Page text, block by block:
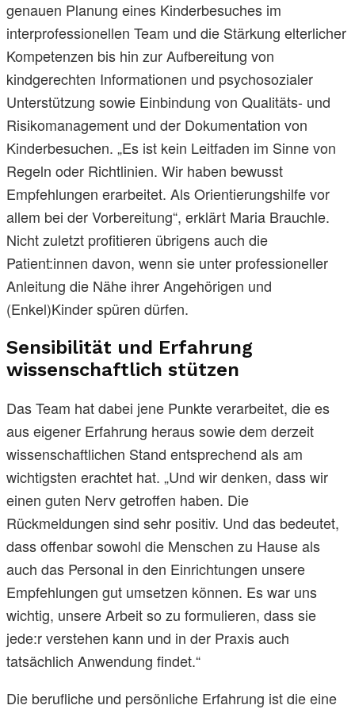
genauen Planung eines Kinderbesuches im
interprofessionellen Team und die Stärkung elterlicher
Kompetenzen bis hin zur Aufbereitung von
kindgerechten Informationen und psychosozialer
Unterstützung sowie Einbindung von Qualitäts- und
Risikomanagement und der Dokumentation von
Kinderbesuchen. „Es ist kein Leitfaden im Sinne von
Regeln oder Richtlinien. Wir haben bewusst
Empfehlungen erarbeitet. Als Orientierungshilfe vor
allem bei der Vorbereitung“, erklärt Maria Brauchle.
Nicht zuletzt profitieren übrigens auch die
Patient:innen davon, wenn sie unter professioneller
Anleitung die Nähe ihrer Angehörigen und
(Enkel)Kinder spüren dürfen.
Sensibilität und Erfahrung
wissenschaftlich stützen
Das Team hat dabei jene Punkte verarbeitet, die es
aus eigener Erfahrung heraus sowie dem derzeit
wissenschaftlichen Stand entsprechend als am
wichtigsten erachtet hat. „Und wir denken, dass wir
einen guten Nerv getroffen haben. Die
Rückmeldungen sind sehr positiv. Und das bedeutet,
dass offenbar sowohl die Menschen zu Hause als
auch das Personal in den Einrichtungen unsere
Empfehlungen gut umsetzen können. Es war uns
wichtig, unsere Arbeit so zu formulieren, dass sie
jede:r verstehen kann und in der Praxis auch
tatsächlich Anwendung findet.“
Die berufliche und persönliche Erfahrung ist die eine